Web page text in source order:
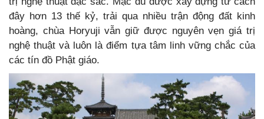
đây hơn 13 thế kỷ, trải qua nhiều trận động đất kinh
hoàng, chùa Horyuji vẫn giữ được nguyên vẹn giá trị
nghệ thuật và luôn là điểm tựa tâm linh vững chắc của
các tín đồ Phật giáo.